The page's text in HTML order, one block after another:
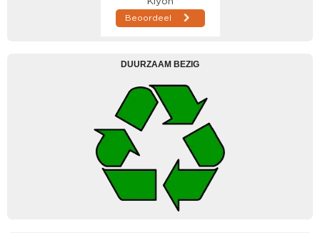
DUURZAAM BEZIG